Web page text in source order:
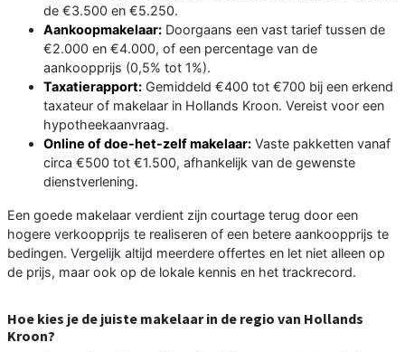
de €3.500 en €5.250.
Aankoopmakelaar: Doorgaans een vast tarief tussen de
€2.000 en €4.000, of een percentage van de
aankoopprijs (0,5% tot 1%).
Taxatierapport: Gemiddeld €400 tot €700 bij een erkend
taxateur of makelaar in Hollands Kroon. Vereist voor een
hypotheekaanvraag.
Online of doe-het-zelf makelaar: Vaste pakketten vanaf
circa €500 tot €1.500, afhankelijk van de gewenste
dienstverlening.
Een goede makelaar verdient zijn courtage terug door een
hogere verkoopprijs te realiseren of een betere aankoopprijs te
bedingen. Vergelijk altijd meerdere offertes en let niet alleen op
de prijs, maar ook op de lokale kennis en het trackrecord.
Hoe kies je de juiste makelaar in de regio van Hollands
Kroon?